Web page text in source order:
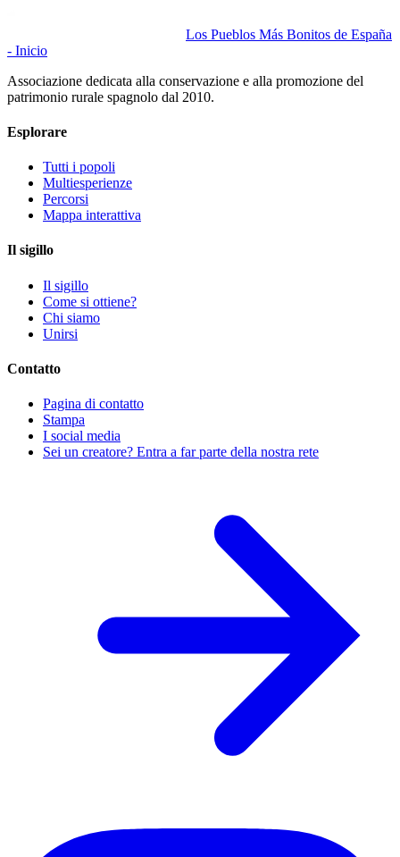
Los Pueblos Más Bonitos de España
- Inicio
Associazione dedicata alla conservazione e alla promozione del
patrimonio rurale spagnolo dal 2010.
Esplorare
Tutti i popoli
Multiesperienze
Percorsi
Mappa interattiva
Il sigillo
Il sigillo
Come si ottiene?
Chi siamo
Unirsi
Contatto
Pagina di contatto
Stampa
I social media
Sei un creatore? Entra a far parte della nostra rete